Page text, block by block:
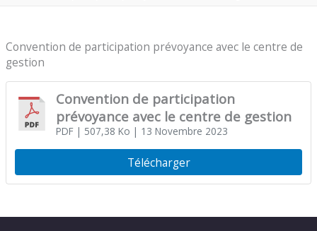
Convention de participation prévoyance avec le centre de
gestion
Convention de participation
prévoyance avec le centre de gestion
PDF| 507,38 Ko | 13 Novembre 2023
Télécharger